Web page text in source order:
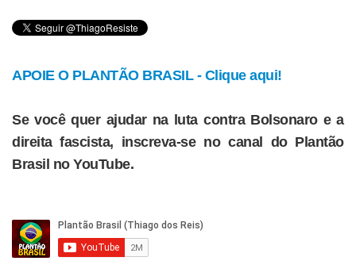
APOIE O PLANTÃO BRASIL - Clique aqui!
Se você quer ajudar na luta contra Bolsonaro e a
direita fascista, inscreva-se no canal do Plantão
Brasil no YouTube.